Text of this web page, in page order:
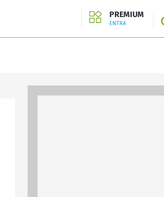
PREMIUM
ENTRA